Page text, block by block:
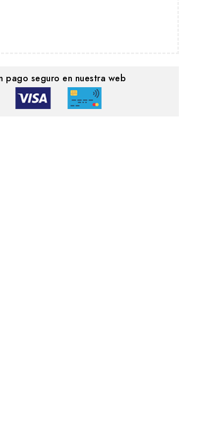
pago seguro en nuestra web